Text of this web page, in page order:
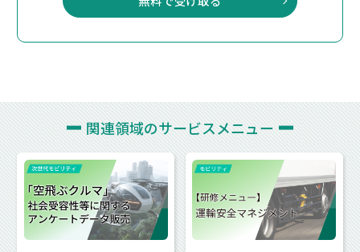
関連領域のサービスメニュー